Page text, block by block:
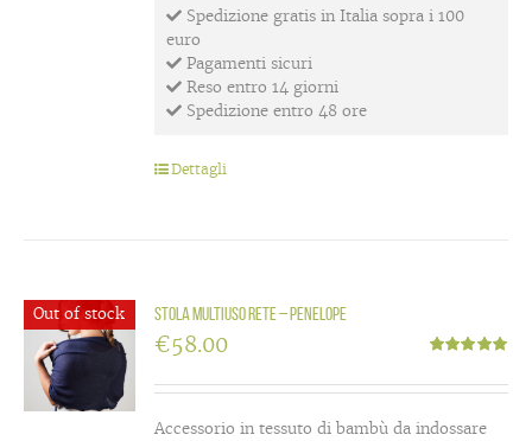
Spedizione gratis in Italia sopra i 100
euro
Pagamenti sicuri
Reso entro 14 giorni
Spedizione entro 48 ore
Dettagli
Out of stock Stola multiuso rete – Penelope
5.00su 5
€58.00
Accessorio in tessuto di bambù da indossare